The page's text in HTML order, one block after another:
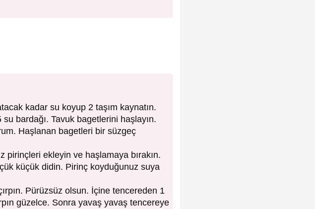
kadar su koyup 2 taşım kaynatın.
bardağı. Tavuk bagetlerini haşlayın.
Haşlanan bagetleri bir süzgeç
pirinçleri ekleyin ve haşlamaya bırakın.
küçük didin. Pirinç koyduğunuz suya
Pürüzsüz olsun. İçine tencereden 1
güzelce. Sonra yavaş yavaş tencereye